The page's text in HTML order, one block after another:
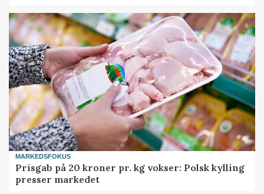
MARKEDSFOKUS
Prisgab på 20 kroner pr. kg vokser: Polsk kylling
presser markedet